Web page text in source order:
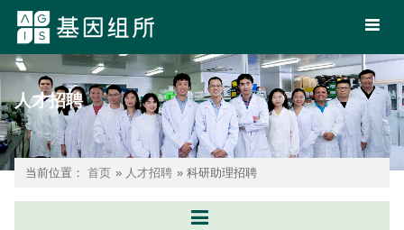
人才招聘
当前位置： 首页 » 人才招聘 » 科研助理招聘